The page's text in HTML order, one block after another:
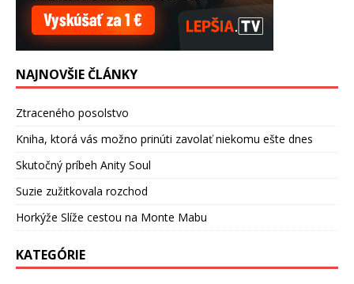
NAJNOVŠIE ČLÁNKY
Ztraceného posolstvo
Kniha, ktorá vás možno prinúti zavolať niekomu ešte dnes
Skutočný príbeh Anity Soul
Suzie zužitkovala rozchod
Horkýže Slíže cestou na Monte Mabu
KATEGÓRIE